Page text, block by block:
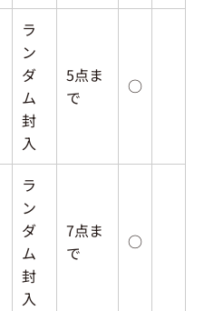
ラ
ン
ダ
ム
封
入
5点ま
で
○
ラ
ン
ダ
ム
封
入
7点ま
で
○